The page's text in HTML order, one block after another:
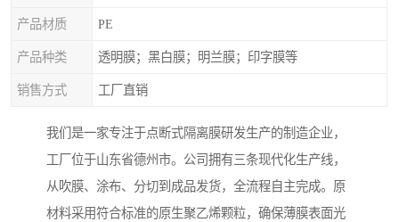
产品材质 PE
产品种类 透明膜；黑白膜；明兰膜；印字膜等
销售方式 工厂直销
我们是一家专注于点断式隔离膜研发生产的制造企业，
工厂位于山东省德州市。公司拥有三条现代化生产线，
从吹膜、涂布、分切到成品发货，全流程自主完成。原
材料采用符合标准的原生聚乙烯颗粒，确保薄膜表面光